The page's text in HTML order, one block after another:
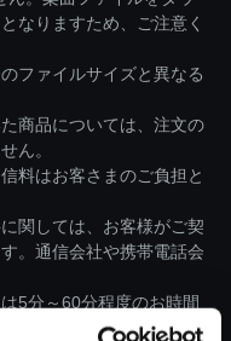
なりますため、ご注意く
ファイルサイズと異なる
商品については、注文の
ん。
料はお客さまのご負担と
関しては、お客様がご契
。通信会社や携帯電話会
5分～60分程度のお時間